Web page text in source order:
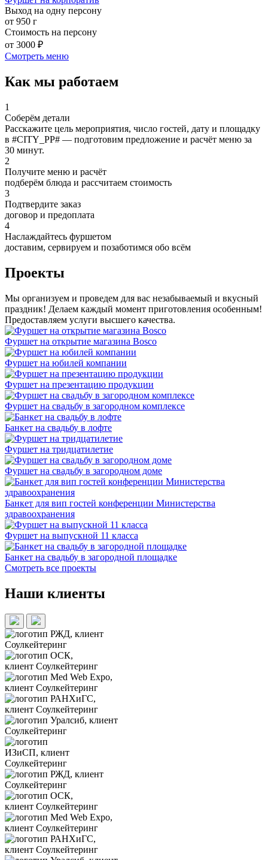
Выход на одну персону
от 950 г
Стоимость на персону
от 3000 ₽
Смотреть меню
Как мы работаем
1
Соберём детали
Расскажите цель мероприятия, число гостей, дату и площадку
в #CITY_PP# — подготовим предложение и расчёт меню за
30 минут.
2
Получите меню и расчёт
подберём блюда и рассчитаем стоимость
3
Подтвердите заказ
договор и предоплата
4
Наслаждайтесь фуршетом
доставим, сервируем и позаботимся обо всём
Проекты
Мы организуем и проведем для вас незабываемый и вкусный
праздник! Делаем каждый момент приготовления особенным!
Предоставляем услуги высшего качества.
Фуршет на открытие магазина Bosco
Фуршет на юбилей компании
Фуршет на презентацию продукции
Фуршет на свадьбу в загородном комплексе
Банкет на свадьбу в лофте
Фуршет на тридцатилетие
Фуршет на свадьбу в загородном доме
Банкет для вип гостей конференции Министерства
здравоохранения
Фуршет на выпускной 11 класса
Банкет на свадьбу в загородной площадке
Смотреть все проекты
Наши клиенты